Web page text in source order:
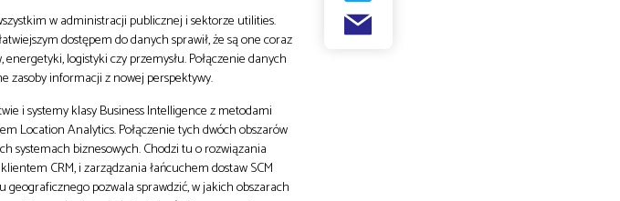
w administracji publicznej i sektorze utilities.
dostępem do danych sprawił, że są one coraz
logistyki czy przemysłu. Połączenie danych
zasoby informacji z nowej perspektywy.
i systemy klasy Business Intelligence z metodami
Location Analytics. Połączenie tych dwóch obszarów
systemach biznesowych. Chodzi tu o rozwiązania
CRM, i zarządzania łańcuchem dostaw SCM
pozwala sprawdzić, w jakich obszarach